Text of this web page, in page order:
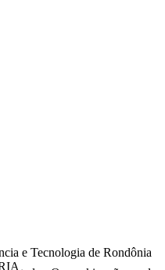
e Tecnologia de Rondônia